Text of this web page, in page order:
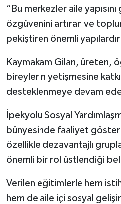
“Bu merkezler aile
özgüvenini artıran ve
pekiştiren önemli
Kaymakam Gilan, üreten,
bireylerin yetişmesine
desteklenmeye devam
İpekyolu Sosyal
bünyesinde faaliyet
özellikle dezavantajlı
önemli bir rol üstlendiği
Verilen eğitimlerle hem
hem de aile içi sosyal